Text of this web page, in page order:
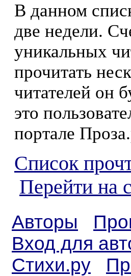
В данном
две недели.
уникальных
прочитать
читателей он
это
портале
Список
Перейти на
Авторы
Вход для
Стихи.ру